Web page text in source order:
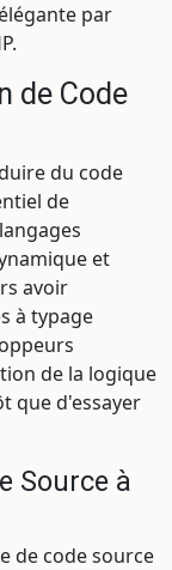
par
de Code
du code
de
et
avoir
à typage
de la logique
que d'essayer
Source à
de code source